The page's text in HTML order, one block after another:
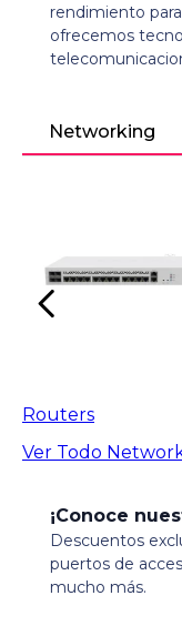
rendimiento
ofrecemos
Networking
Routers
Ver Todo
¡Conoce
Descuentos
puertos de
mucho más.